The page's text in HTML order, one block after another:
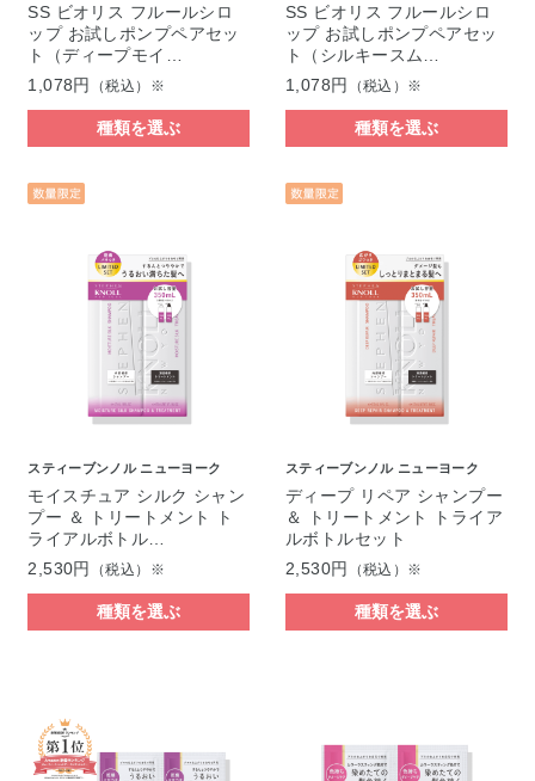
SS ビオリス フルールシロ
ップ お試しポンプペアセッ
ト（ディープモイ…
1,078円
（税込）※
種類を選ぶ
SS ビオリス フルールシロ
ップ お試しポンプペアセッ
ト（シルキースム…
1,078円
（税込）※
種類を選ぶ
スティーブンノル ニューヨーク
モイスチュア シルク シャン
プー ＆ トリートメント ト
ライアルボトル…
2,530円
（税込）※
種類を選ぶ
スティーブンノル ニューヨーク
ディープ リペア シャンプー
＆ トリートメント トライア
ルボトルセット
2,530円
（税込）※
種類を選ぶ